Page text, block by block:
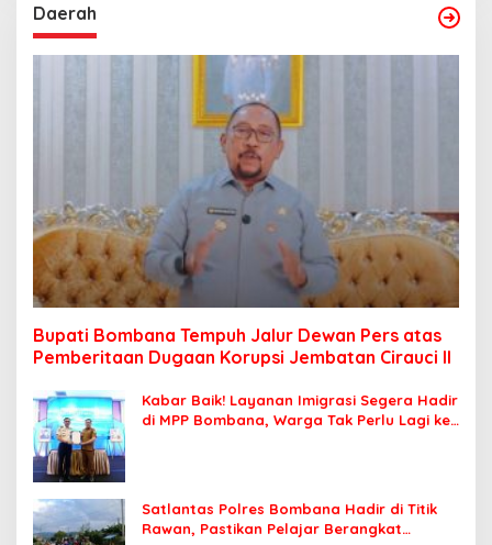
Daerah
Bupati Bombana Tempuh Jalur Dewan Pers atas
Pemberitaan Dugaan Korupsi Jembatan Cirauci II
Kabar Baik! Layanan Imigrasi Segera Hadir
di MPP Bombana, Warga Tak Perlu Lagi ke
Satlantas Polres Bombana Hadir di Titik
Rawan, Pastikan Pelajar Berangkat